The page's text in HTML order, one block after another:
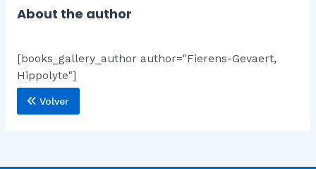
About the author
[books_gallery_author author="Fierens-Gevaert,
Hippolyte"]
Volver